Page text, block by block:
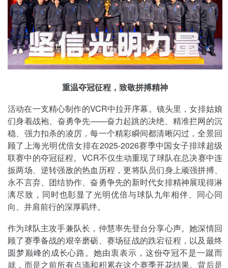
重温夺冠征程，致敬拼搏精神
活动在一支精心制作的VCR中拉开序幕。镜头里，女排姑娘
们身着战袍、奋勇争先——奋力起跳的决绝、精准拦网的沉
稳、强力扣杀的凌厉，每一个精彩瞬间都清晰闪过，全景回
顾了上海光明优倍女排在2025-2026赛季中国女子排球超级
联赛中的夺冠征程。VCR不仅生动重现了球队在总决赛中连
扳两场、逆转强敌的热血历程，更将队员们身上顽强拼搏、
永不言弃、团结协作、奋勇争先的新时代女排精神展现得淋
漓尽致，同时也彰显了光明优倍与球队九年相伴、同心同
向、并肩前行的深厚羁绊。
作为球队主攻手兼队长，仲慧率先登台分享心声。她深情回
顾了赛季备战的艰辛磨砺、赛场征战的跌宕征程，以及最终
圆梦巅峰的成长心路。她由衷表示，这份夺冠不是一蹴而
就，而是之前所有点滴和积累在这个赛季开花结果。背后是